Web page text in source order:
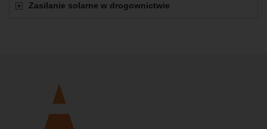
Zasilanie solarne w drogownictwie